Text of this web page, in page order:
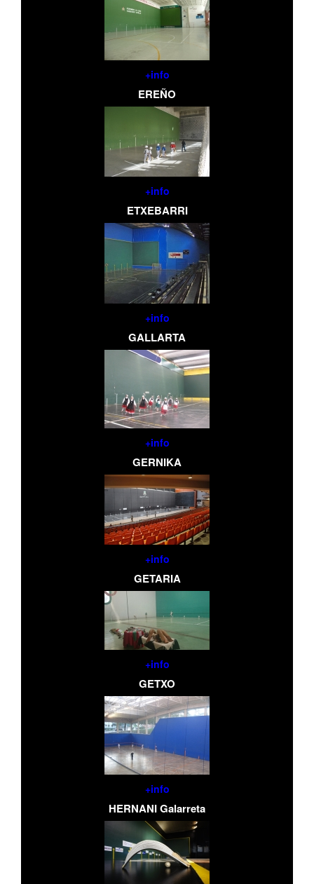
+info
EREÑO
+info
ETXEBARRI
+info
GALLARTA
+info
GERNIKA
+info
GETARIA
+info
GETXO
+info
HERNANI Galarreta